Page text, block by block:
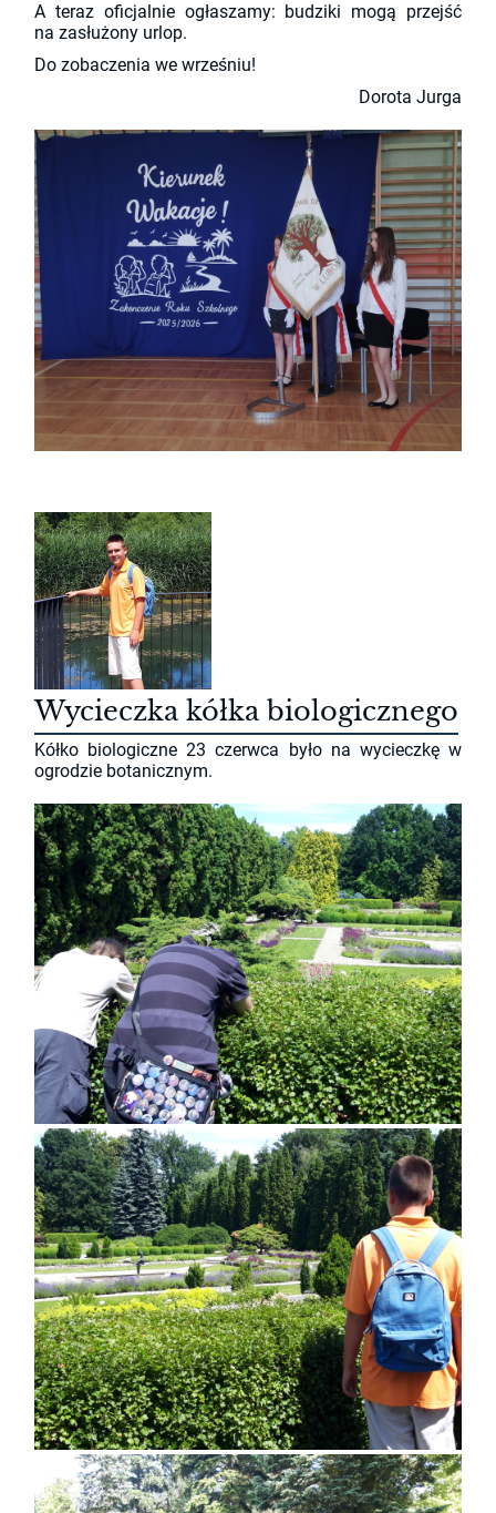
A teraz oficjalnie ogłaszamy: budziki mogą przejść
na zasłużony urlop.
Do zobaczenia we wrześniu!
Dorota Jurga
Wycieczka kółka biologicznego
Kółko biologiczne 23 czerwca było na wycieczkę w
ogrodzie botanicznym.